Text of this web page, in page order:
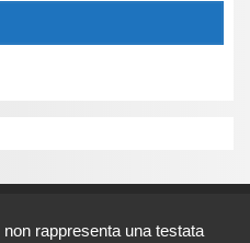
rappresenta una testata